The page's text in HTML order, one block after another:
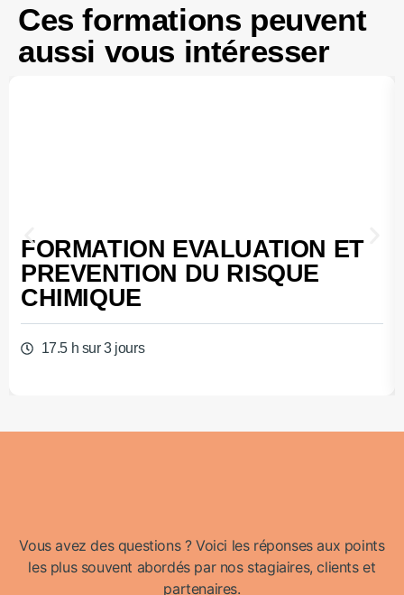
Ces formations peuvent
aussi vous intéresser
FORMATION EVALUATION ET
PREVENTION DU RISQUE
CHIMIQUE
17.5 h sur 3 jours
Vous avez des questions ? Voici les réponses aux points
les plus souvent abordés par nos stagiaires, clients et
partenaires.